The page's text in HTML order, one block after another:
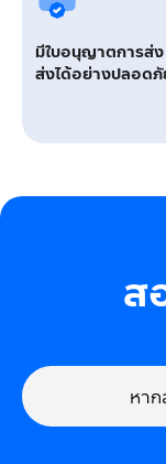
มีใบอนุญาตการส่ง
ส่งได้อย่างปลอด
ส
หา